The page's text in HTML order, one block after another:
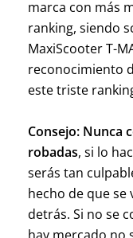
marca con más
ranking, siendo
MaxiScooter T-
reconocimiento
este triste
Consejo: Nunca
robadas, si lo
serás tan
hecho de que
detrás. Si no se